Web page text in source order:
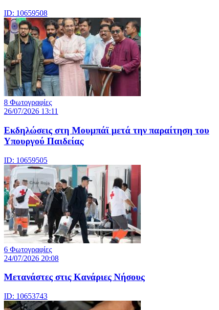
ID: 10659508
8 Φωτογραφίες
26/07/2026 13:11
Eκδηλώσεις στη Μουμπάϊ μετά την παραίτηση του
Υπουργού Παιδείας
ID: 10659505
6 Φωτογραφίες
24/07/2026 20:08
Μετανάστες στις Κανάριες Νήσους
ID: 10653743